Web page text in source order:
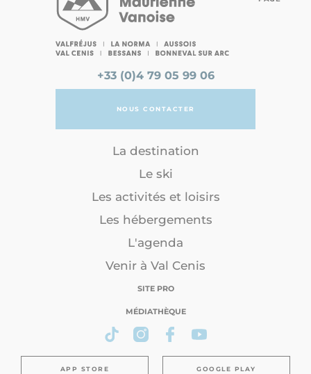
+33 (0)4 79 05 99 06
NOUS CONTACTER
La destination
Le ski
Les activités et loisirs
Les hébergements
L'agenda
Venir à Val Cenis
SITE PRO
MÉDIATHÈQUE
APP STORE GOOGLE PLAY